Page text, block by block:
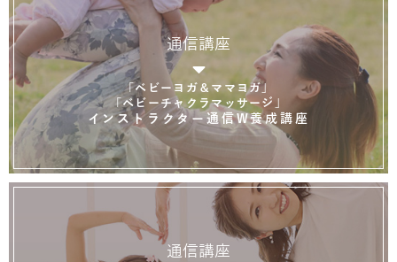
通信講座
「ベビーヨガ＆ママヨガ」
「ベビーチャクラマッサージ」
インストラクター通信W養成講座
通信講座